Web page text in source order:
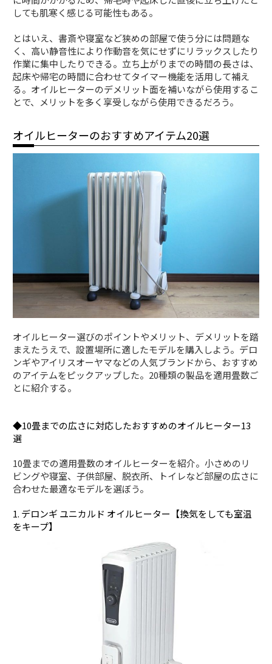
しても肌寒く感じる可能性もある。
とはいえ、書斎や寝室など狭めの部屋で使う分には問題な
く、高い静音性により作動音を気にせずにリラックスしたり
作業に集中したりできる。立ち上がりまでの時間の長さは、
起床や帰宅の時間に合わせてタイマー機能を活用して補え
る。オイルヒーターのデメリット面を補いながら使用するこ
とで、メリットを多く享受しながら使用できるだろう。
オイルヒーターのおすすめアイテム20選
オイルヒーター選びのポイントやメリット、デメリットを踏
まえたうえで、設置場所に適したモデルを購入しよう。デロ
ンギやアイリスオーヤマなどの人気ブランドから、おすすめ
のアイテムをピックアップした。20種類の製品を適用畳数ご
とに紹介する。
◆10畳までの広さに対応したおすすめのオイルヒーター13
選
10畳までの適用畳数のオイルヒーターを紹介。小さめのリ
ビングや寝室、子供部屋、脱衣所、トイレなど部屋の広さに
合わせた最適なモデルを選ぼう。
1. デロンギ ユニカルド オイルヒーター【換気をしても室温
をキープ】